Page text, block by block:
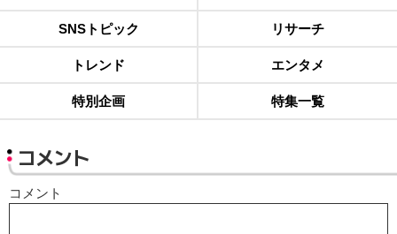
SNSトピック リサーチ
トレンド エンタメ
特別企画 特集一覧
コメント
コメント